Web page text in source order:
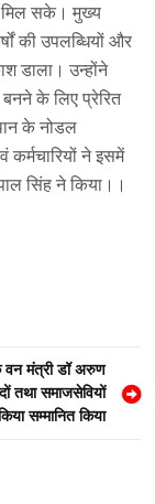
मिल सके। मुख्य
की उपलब्धियों और
डाला। उन्होंने
बनने के लिए प्रेरित
के नोडल
कर्मचारियों ने इसमें
सिंह ने किया।।
मंत्री डॉ अरुण
तथा समाजसेवियों
सम्मानित किया